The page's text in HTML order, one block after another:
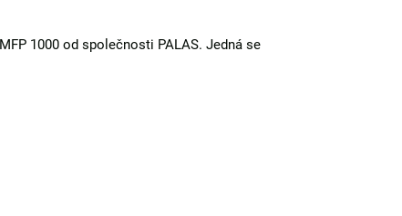
1000 od společnosti PALAS. Jedná se